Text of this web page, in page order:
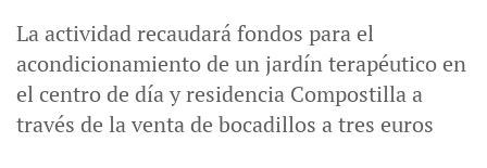
La actividad recaudará fondos para el
acondicionamiento de un jardín terapéutico en
el centro de día y residencia Compostilla a
través de la venta de bocadillos a tres euros